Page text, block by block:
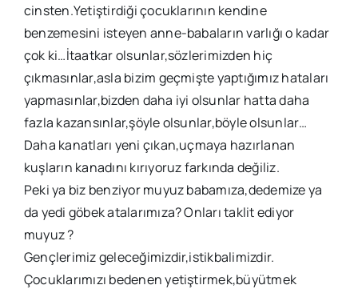
cinsten.Yetiştirdiği çocuklarının kendine
benzemesini isteyen anne-babaların varlığı o kadar
çok ki…İtaatkar olsunlar,sözlerimizden hiç
çıkmasınlar,asla bizim geçmişte yaptığımız hataları
yapmasınlar,bizden daha iyi olsunlar hatta daha
fazla kazansınlar,şöyle olsunlar,böyle olsunlar…
Daha kanatları yeni çıkan,uçmaya hazırlanan
kuşların kanadını kırıyoruz farkında değiliz.
Peki ya biz benziyor muyuz babamıza,dedemize ya
da yedi göbek atalarımıza? Onları taklit ediyor
muyuz ?
Gençlerimiz geleceğimizdir,istikbalimizdir.
Çocuklarımızı bedenen yetiştirmek,büyütmek